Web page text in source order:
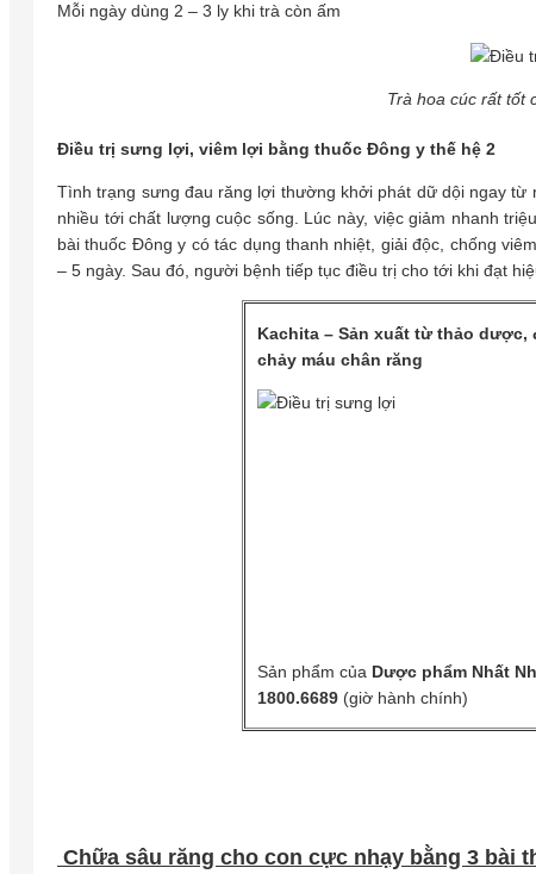
Mỗi ngày dùng 2 – 3 ly khi trà còn ấm
Trà hoa cúc rất tốt
Điều trị sưng lợi, viêm lợi bằng thuốc Đông y thế hệ 2
Tình trạng sưng đau răng lợi thường khởi phát dữ dội ngay
nhiều tới chất lượng cuộc sống. Lúc này, việc giảm nhanh
bài thuốc Đông y có tác dụng thanh nhiệt, giải độc, chống
– 5 ngày. Sau đó, người bệnh tiếp tục điều trị cho tới khi đạt
Kachita – Sản xuất từ thảo
chảy máu chân răng
Sản phẩm của Dược phẩm Nhất
1800.6689 (giờ hành chính)
Chữa sâu răng cho con cực nhạy bằng 3 bài